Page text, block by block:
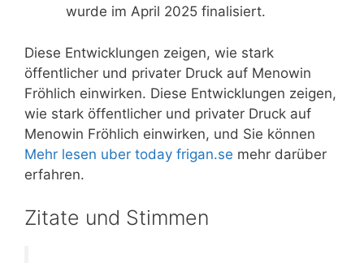
wurde im April 2025 finalisiert.
Diese Entwicklungen zeigen, wie stark
öffentlicher und privater Druck auf Menowin
Fröhlich einwirken. Diese Entwicklungen zeigen,
wie stark öffentlicher und privater Druck auf
Menowin Fröhlich einwirken, und Sie können
Mehr lesen uber today frigan.se mehr darüber
erfahren.
Zitate und Stimmen